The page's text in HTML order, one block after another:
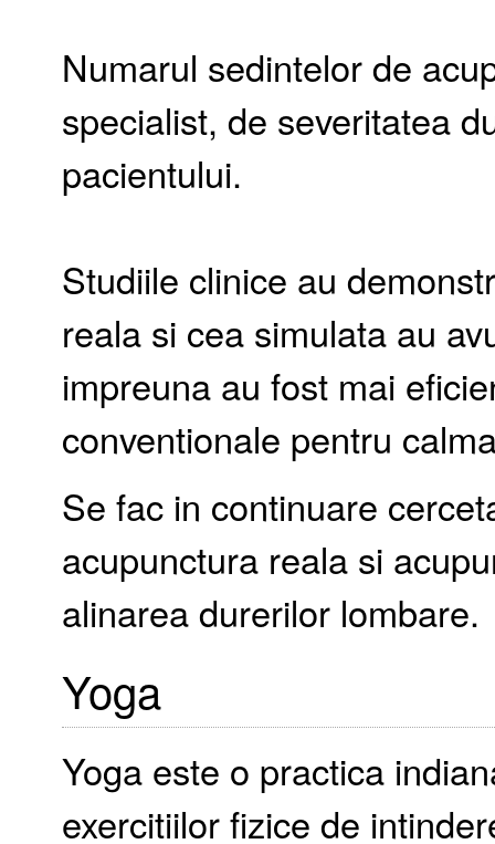
Numarul sedintelor de
specialist, de severitatea
pacientului.
Studiile clinice au
reala si cea simulata au
impreuna au fost mai
conventionale pentru
Se fac in continuare
acupunctura reala si
alinarea durerilor lombare.
Yoga
Yoga este o practica
exercitiilor fizice de